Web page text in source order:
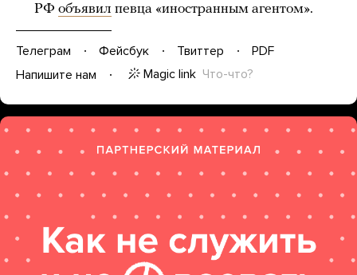
РФ объявил певца «иностранным агентом».
Телеграм Фейсбук Твиттер
PDF
Напишите нам
Magic link Что-что?